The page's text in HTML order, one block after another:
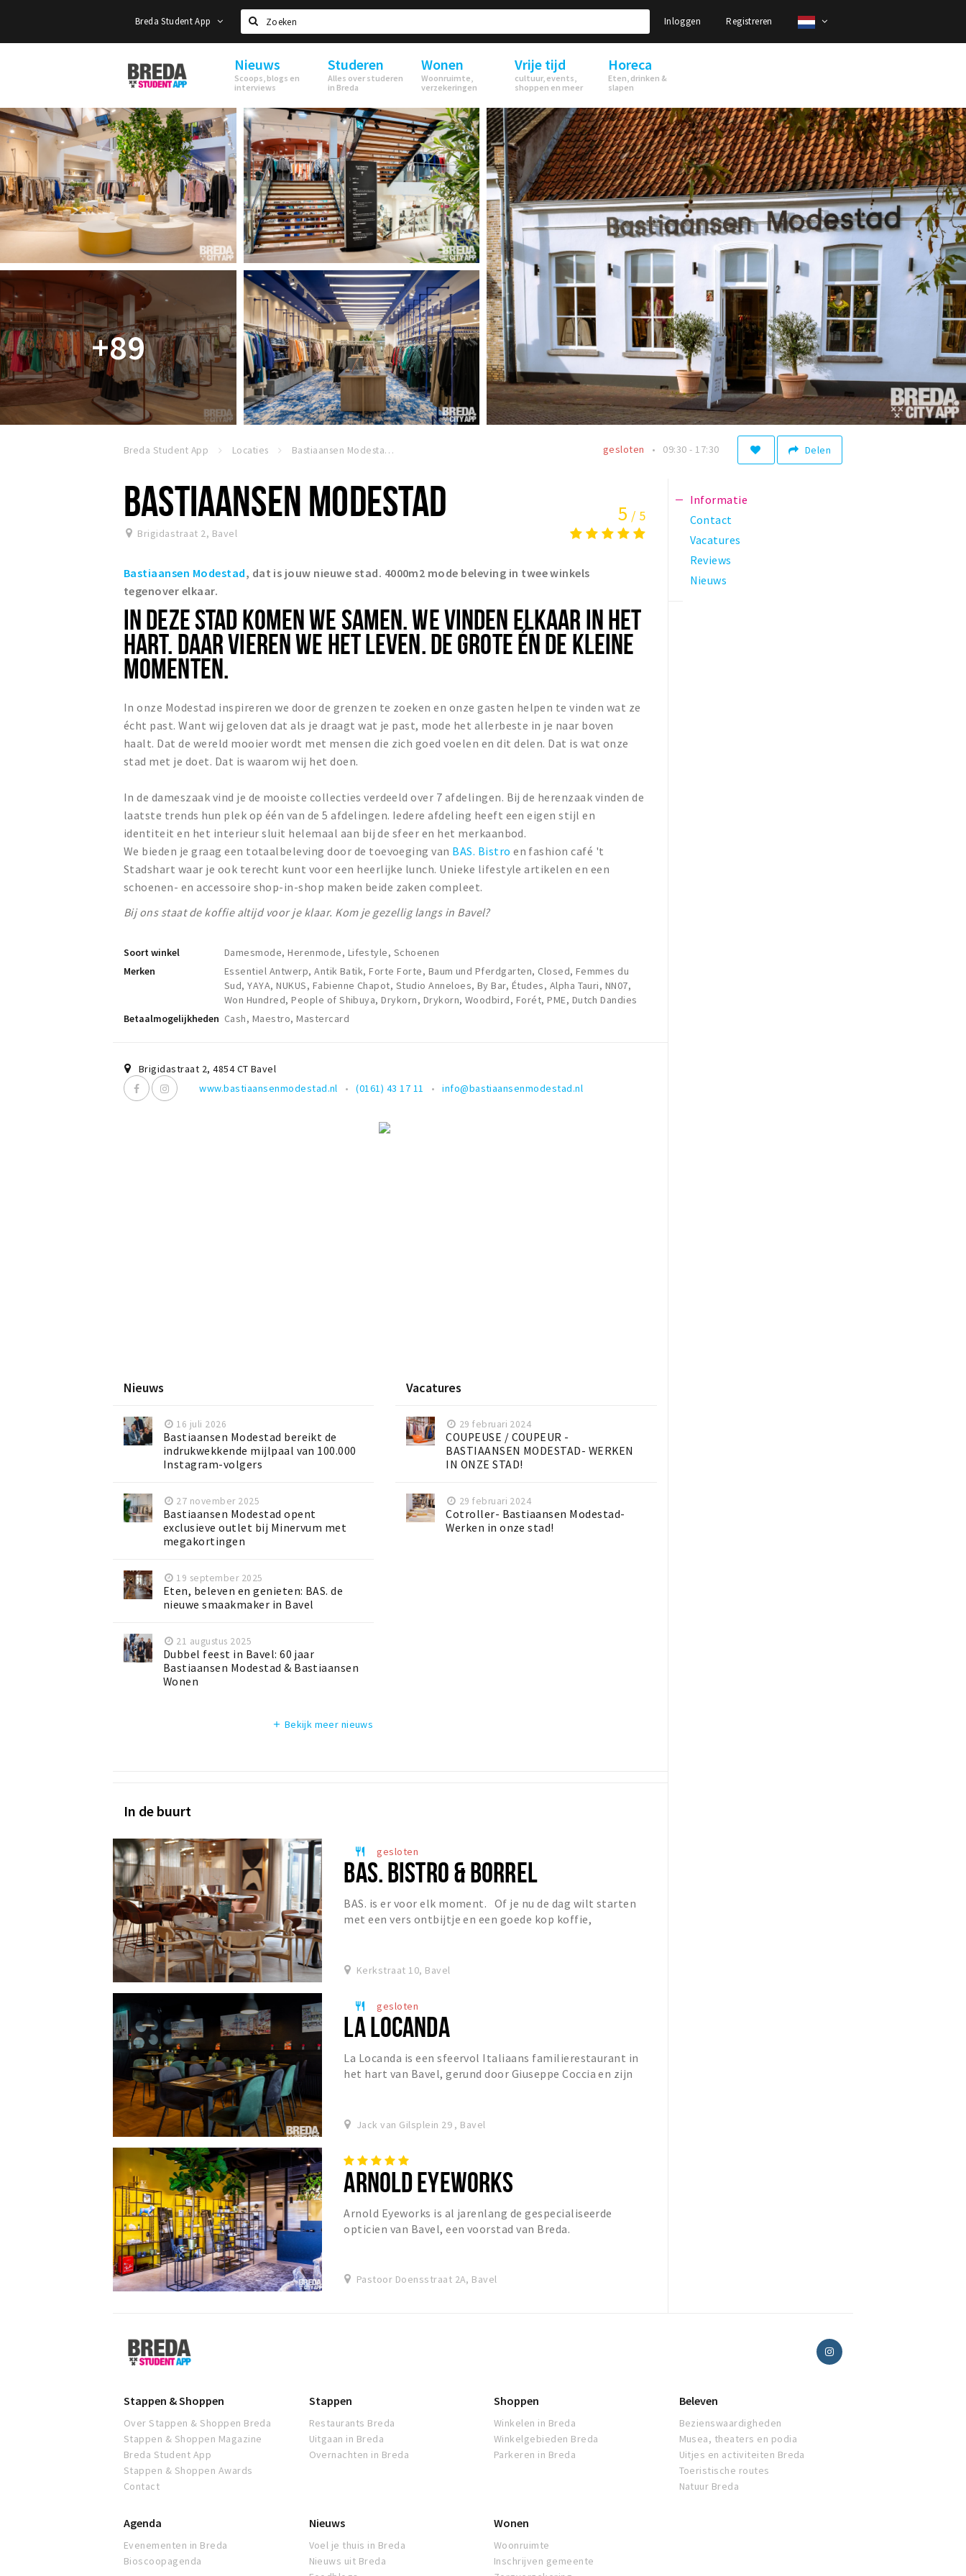
Breda Student App
Zoeken
Inloggen Registreren
Breda
Student
Nieuws
Scoops, blogs en
interviews
Studeren
Alles over studeren
in Breda
Wonen
Woonruimte,
verzekeringen
Vrije tijd
cultuur, events,
shoppen en meer
Horeca
Eten, drinken &
slapen
+89
Breda Student App Locaties Bastiaansen Modestad Delen
gesloten 09:30 - 17:30
BASTIAANSEN MODESTAD
Brigidastraat 2, Bavel
5 / 5
Bastiaansen Modestad, dat is jouw nieuwe stad. 4000m2 mode beleving in twee winkels
tegenover elkaar.
IN DEZE STAD KOMEN WE SAMEN. WE VINDEN ELKAAR IN HET
HART. DAAR VIEREN WE HET LEVEN. DE GROTE ÉN DE KLEINE
MOMENTEN.
In onze Modestad inspireren we door de grenzen te zoeken en onze gasten helpen te vinden wat ze
écht past. Want wij geloven dat als je draagt wat je past, mode het allerbeste in je naar boven
haalt. Dat de wereld mooier wordt met mensen die zich goed voelen en dit delen. Dat is wat onze
stad met je doet. Dat is waarom wij het doen.
In de dameszaak vind je de mooiste collecties verdeeld over 7 afdelingen. Bij de herenzaak vinden de
laatste trends hun plek op één van de 5 afdelingen. Iedere afdeling heeft een eigen stijl en
identiteit en het interieur sluit helemaal aan bij de sfeer en het merkaanbod.
We bieden je graag een totaalbeleving door de toevoeging van BAS. Bistro en fashion café 't
Stadshart waar je ook terecht kunt voor een heerlijke lunch. Unieke lifestyle artikelen en een
schoenen- en accessoire shop-in-shop maken beide zaken compleet.
Bij ons staat de koffie altijd voor je klaar. Kom je gezellig langs in Bavel?
Soort winkel
Damesmode, Herenmode, Lifestyle, Schoenen
Merken
Essentiel Antwerp, Antik Batik, Forte Forte, Baum und Pferdgarten, Closed, Femmes du
Sud, YAYA, NUKUS, Fabienne Chapot, Studio Anneloes, By Bar, Études, Alpha Tauri, NN07,
Won Hundred, People of Shibuya, Drykorn, Drykorn, Woodbird, Forét, PME, Dutch Dandies
Betaalmogelijkheden Cash, Maestro, Mastercard
Brigidastraat 2,4854 CT Bavel
www.bastiaansenmodestad.nl
(0161) 43 17 11 info@bastiaansenmodestad.nl
Nieuws
16 juli 2026
Bastiaansen Modestad bereikt de
indrukwekkende mijlpaal van 100.000
Instagram-volgers
27 november 2025
Bastiaansen Modestad opent
exclusieve outlet bij Minervum met
megakortingen
19 september 2025
Eten, beleven en genieten: BAS. de
nieuwe smaakmaker in Bavel
21 augustus 2025
Dubbel feest in Bavel: 60 jaar
Bastiaansen Modestad & Bastiaansen
Wonen
add Bekijk meer nieuws
Vacatures
29 februari 2024
COUPEUSE / COUPEUR -
BASTIAANSEN MODESTAD- WERKEN
IN ONZE STAD!
29 februari 2024
Cotroller- Bastiaansen Modestad-
Werken in onze stad!
In de buurt
restaurant gesloten
BAS. BISTRO & BORREL
BAS. is er voor elk moment. Of je nu de dag wilt starten
met een vers ontbijtje en een goede kop koffie,
Kerkstraat 10, Bavel
restaurant gesloten
LA LOCANDA
La Locanda is een sfeervol Italiaans familierestaurant in
het hart van Bavel, gerund door Giuseppe Coccia en zijn
Jack van Gilsplein 29 , Bavel
ARNOLD EYEWORKS
Arnold Eyeworks is al jarenlang de gespecialiseerde
opticien van Bavel, een voorstad van Breda.
Pastoor Doensstraat 2A, Bavel
Informatie
Contact
Vacatures
Reviews
Nieuws
Breda
Student
App
Stappen & Shoppen
Over Stappen & Shoppen Breda
Stappen & Shoppen Magazine
Breda Student App
Stappen & Shoppen Awards
Contact
Stappen
Restaurants Breda
Uitgaan in Breda
Overnachten in Breda
Shoppen
Winkelen in Breda
Winkelgebieden Breda
Parkeren in Breda
Beleven
Bezienswaardigheden
Musea, theaters en podia
Uitjes en activiteiten Breda
Toeristische routes
Natuur Breda
Agenda
Evenementen in Breda
Bioscoopagenda
Nieuws
Voel je thuis in Breda
Nieuws uit Breda
Wonen
Woonruimte
Inschrijven gemeente